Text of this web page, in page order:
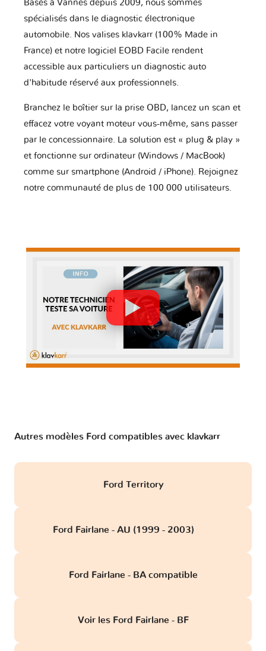
Basés à Vannes depuis 2009, nous sommes
spécialisés dans le diagnostic électronique
automobile. Nos valises klavkarr (100% Made in
France) et notre logiciel EOBD Facile rendent
accessible aux particuliers un diagnostic auto
d'habitude réservé aux professionnels.
Branchez le boîtier sur la prise OBD, lancez un scan et
effacez votre voyant moteur vous-même, sans passer
par le concessionnaire. La solution est « plug & play »
et fonctionne sur ordinateur (Windows / MacBook)
comme sur smartphone (Android / iPhone). Rejoignez
notre communauté de plus de 100 000 utilisateurs.
Autres modèles Ford compatibles avec klavkarr
Ford Territory
Ford Fairlane - AU (1999 - 2003)
Ford Fairlane - BA compatible
Voir les Ford Fairlane - BF